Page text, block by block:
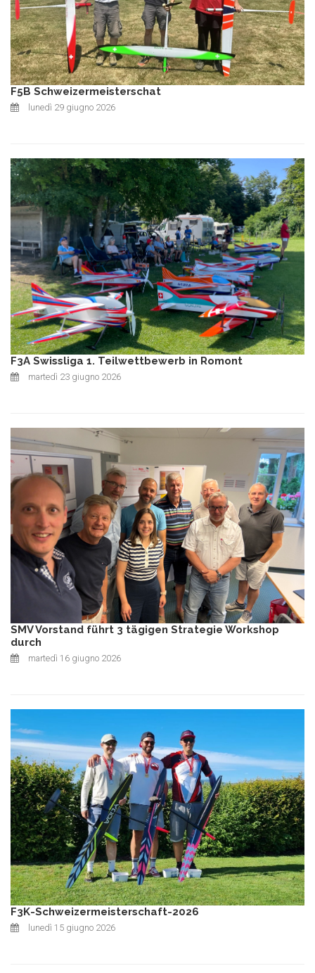
F5B Schweizermeisterschat
lunedì 29 giugno 2026
F3A Swissliga 1. Teilwettbewerb in Romont
martedì 23 giugno 2026
SMV Vorstand führt 3 tägigen Strategie Workshop
durch
martedì 16 giugno 2026
F3K-Schweizermeisterschaft-2026
lunedì 15 giugno 2026